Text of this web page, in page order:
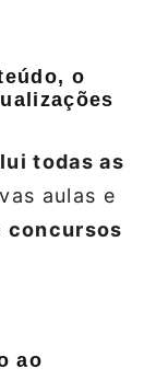
o
todas as
aulas e
concursos
ao